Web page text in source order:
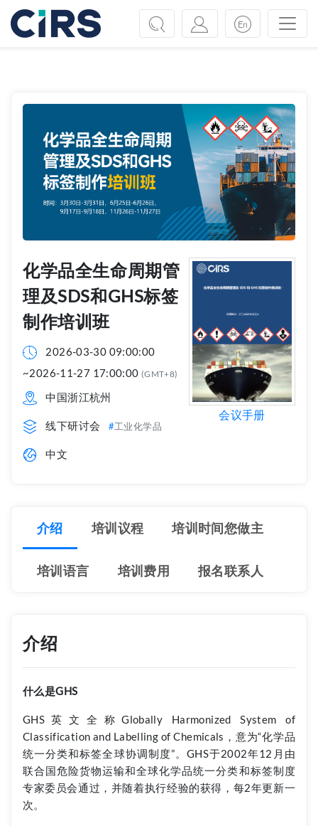
化学品全生命周期管
理及SDS和GHS标签
制作培训班
2026-03-30 09:00:00
~2026-11-27 17:00:00 (GMT+8)
中国浙江杭州
线下研讨会 工业化学品
中文
会议手册
介绍 培训议程 培训时间您做主
培训语言 培训费用 报名联系人
介绍
什么是GHS
GHS英文全称Globally Harmonized System of
Classification and Labelling of Chemicals，意为“化学品
统一分类和标签全球协调制度”。GHS于2002年12月由
联合国危险货物运输和全球化学品统一分类和标签制度
专家委员会通过，并随着执行经验的获得，每2年更新一
次。